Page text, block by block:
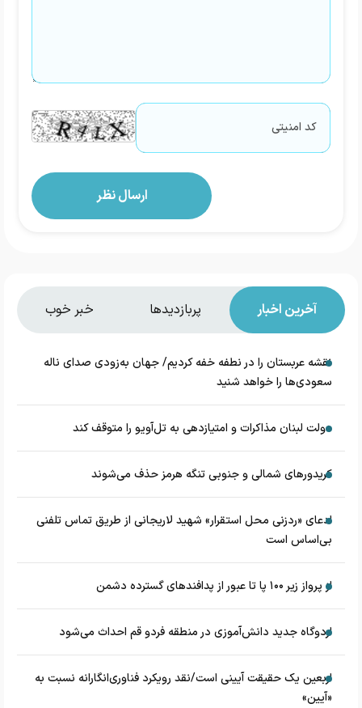
آخرین اخبار پربازدیدها خبر خوب
نقشه عربستان را در نطفه خفه کردیم/ جهان به‌زودی صدای ناله
سعودی‌ها را خواهد شنید
دولت لبنان مذاکرات و امتیازدهی به تل‌آویو را متوقف کند
کریدورهای شمالی و جنوبی تنگه هرمز حذف می‌شوند
ادعای «ردزنی محل استقرار» شهید لاریجانی از طریق تماس تلفنی
بی‌اساس است
از پرواز زیر ۱۰۰ پا تا عبور از پدافند‌های گسترده دشمن
اردوگاه جدید دانش‌آموزی در منطقه فردو قم احداث می‌شود
اربعین یک حقیقت آیینی است/نقد رویکرد فناوری‌انگارانه نسبت به
«آیین»